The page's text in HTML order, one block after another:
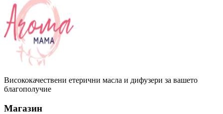
Висококачествени етерични масла и дифузери за вашето
благополучие
Магазин